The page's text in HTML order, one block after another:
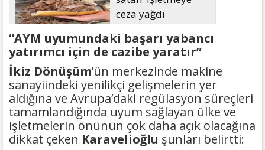
ceza yağdı
“AYM uyumundaki başarı yabancı
yatırımcı için de cazibe yaratır”
İkiz Dönüşüm’ün merkezinde makine
sanayiindeki yenilikçi gelişmelerin yer
aldığına ve Avrupa’daki regülasyon süreçleri
tamamlandığında uyum sağlayan ülke ve
işletmelerin önünün çok daha açık olacağına
dikkat çeken Karavelioğlu şunları belirtti: